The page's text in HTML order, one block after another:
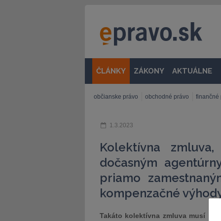
ČLÁNKY ZÁKONY AKTUÁLNE
občianske právo obchodné právo finančné
1.3.2023
Kolektívna
dočasným
priamo
kompenzačné
Takáto kolektívna zmluva musí